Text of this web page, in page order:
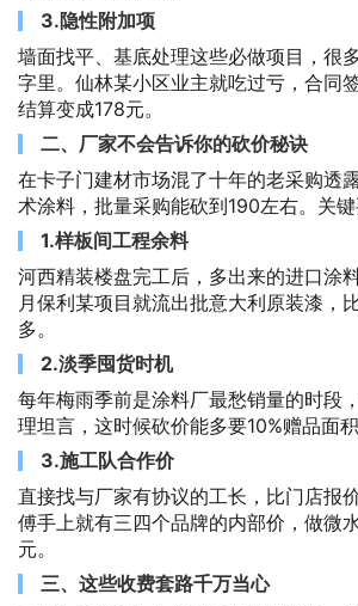
3.隐性附加项
墙面找平、基底处理这些必做项目，很
字里。仙林某小区业主就吃过亏，合同
结算变成178元。
二、厂家不会告诉你的砍价秘诀
在卡子门建材市场混了十年的老采购透
术涂料，批量采购能砍到190左右。关键
1.样板间工程余料
河西精装楼盘完工后，多出来的进口涂
月保利某项目就流出批意大利原装漆，
多。
2.淡季囤货时机
每年梅雨季前是涂料厂最愁销量的时段
理坦言，这时候砍价能多要10%赠品面积
3.施工队合作价
直接找与厂家有协议的工长，比门店报
傅手上就有三四个品牌的内部价，做微
元。
三、这些收费套路千万当心